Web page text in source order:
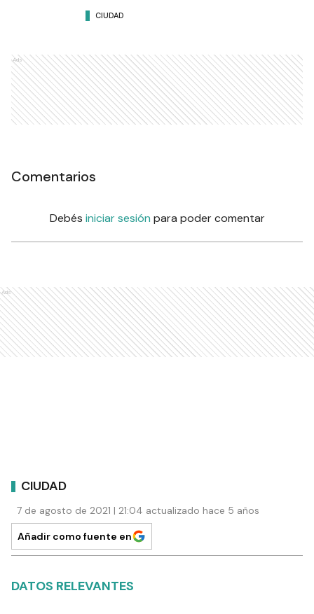
CIUDAD
Ads
Comentarios
Debés iniciar sesión para poder comentar
Ads
CIUDAD
7 de agosto de 2021 | 21:04 actualizado hace 5 años
Añadir como fuente en
DATOS RELEVANTES